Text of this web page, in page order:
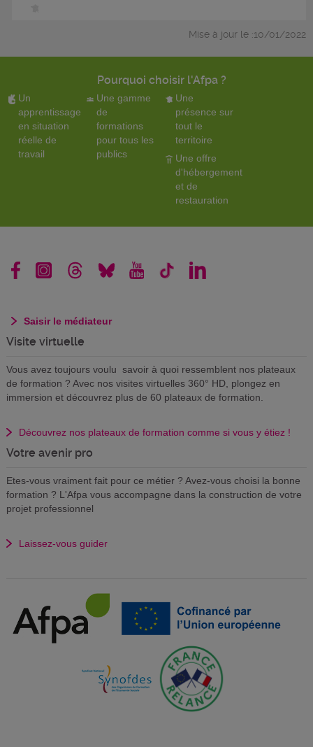
Mise à jour le :10/01/2022
Pourquoi choisir l'Afpa ?
Un
apprentissage
en situation
réelle de
travail
Une gamme
de
formations
pour tous les
publics
Une
présence sur
tout le
territoire
Une offre
d'hébergement
et de
restauration
Saisir le médiateur
Visite virtuelle
Vous avez toujours voulu savoir à quoi ressemblent nos plateaux
de formation ? Avec nos visites virtuelles 360° HD, plongez en
immersion et découvrez plus de 60 plateaux de formation.
Découvrez nos plateaux de formation comme si vous y étiez !
Votre avenir pro
Etes-vous vraiment fait pour ce métier ? Avez-vous choisi la bonne
formation ? L'Afpa vous accompagne dans la construction de votre
projet professionnel
Laissez-vous guider